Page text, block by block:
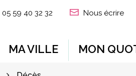
05 59 40 32 32 Nous écrire
MA VILLE MON